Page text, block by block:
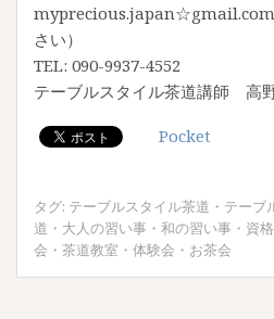
myprecious.japan☆gmail.com
さい）
TEL: 090-9937-4552
テーブルスタイル茶道講師 高
Pocket
タグ: テーブルスタイル茶道 ・ テーブ
道 ・ 大人の習い事 ・ 和の習い事 ・ 資格
会 ・ 茶道教室 ・ 体験会 ・ お茶会